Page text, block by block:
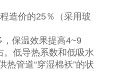
造价的25％（采用玻
保温效果提高4~9
低导热系数和低吸水
管道“穿湿棉袄”的状